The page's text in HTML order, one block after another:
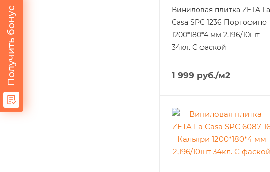
Виниловая плитка ZETA La
Casa SPC 1236 Портофино
1200*180*4 мм 2,196/10шт
34кл. С фаской
1 999 руб./м2
Получить бонус